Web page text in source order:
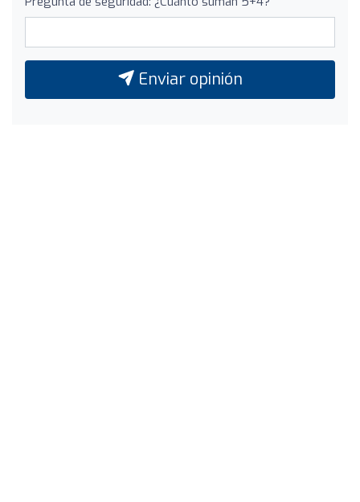
Enviar opinión